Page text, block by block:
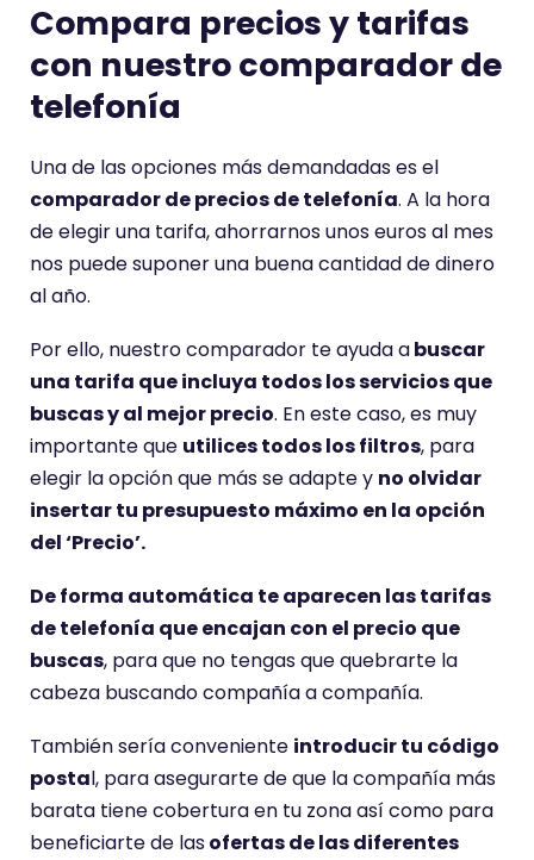
Compara precios y tarifas
con nuestro comparador de
telefonía
Una de las opciones más demandadas es el
comparador de precios de telefonía. A la hora
de elegir una tarifa, ahorrarnos unos euros al mes
nos puede suponer una buena cantidad de dinero
al año.
Por ello, nuestro comparador te ayuda abuscar
una tarifa que incluya todos los servicios que
buscas y al mejor precio. En este caso, es muy
importante que utilices todos los filtros, para
elegir la opción que más se adapte y no olvidar
insertar tu presupuesto máximo en la opción
del ‘Precio’.
De forma automática te aparecen las tarifas
de telefonía que encajan con el precio que
buscas, para que no tengas que quebrarte la
cabeza buscando compañía a compañía.
También sería conveniente introducir tu código
postal, para asegurarte de que la compañía más
barata tiene cobertura en tu zona así como para
beneficiarte de lasofertas de las diferentes